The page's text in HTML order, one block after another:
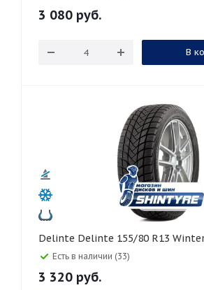
3 080 руб.
В
Delinte Delinte 155/80 R13
Есть в наличии (33)
3 320 руб.